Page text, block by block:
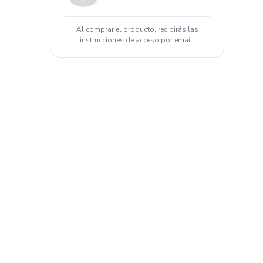
Al comprar el producto, recibirás las
instrucciones de acceso por email.